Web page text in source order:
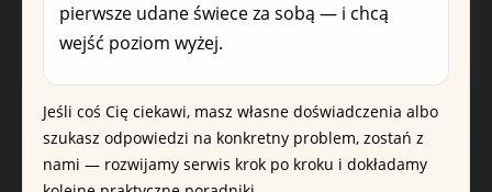
pierwsze udane świece za sobą — i chcą
wejść poziom wyżej.
Jeśli coś Cię ciekawi, masz własne doświadczenia albo
szukasz odpowiedzi na konkretny problem, zostań z
nami — rozwijamy serwis krok po kroku i dokładamy